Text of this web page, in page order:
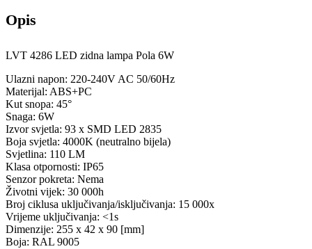
Opis
LVT 4286 LED zidna lampa Pola 6W
Ulazni napon: 220-240V AC 50/60Hz
Materijal: ABS+PC
Kut snopa: 45°
Snaga: 6W
Izvor svjetla: 93 x SMD LED 2835
Boja svjetla: 4000K (neutralno bijela)
Svjetlina: 110 LM
Klasa otpornosti: IP65
Senzor pokreta: Nema
Životni vijek: 30 000h
Broj ciklusa uključivanja/isključivanja: 15 000x
Vrijeme uključivanja: <1s
Dimenzije: 255 x 42 x 90 [mm]
Boja: RAL 9005